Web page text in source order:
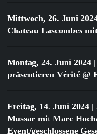
Mittwoch, 26. Juni
Chateau Lascombes
Montag, 24. Juni 2024
präsentieren Vérité @
Freitag, 14. Juni 2024 |
Mussar mit Marc
Event/geschlossene